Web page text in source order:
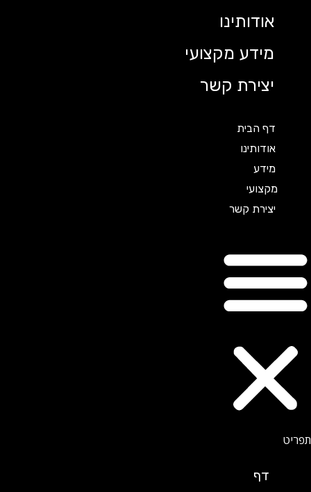
אודותינו
מידע מקצועי
יצירת קשר
דף הבית
אודותינו
מקצועי
יצירת קשר